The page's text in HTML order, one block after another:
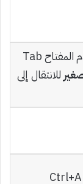
Alt+W، Q، ثم استخدم المفتاح Tab
للانتقال إلى